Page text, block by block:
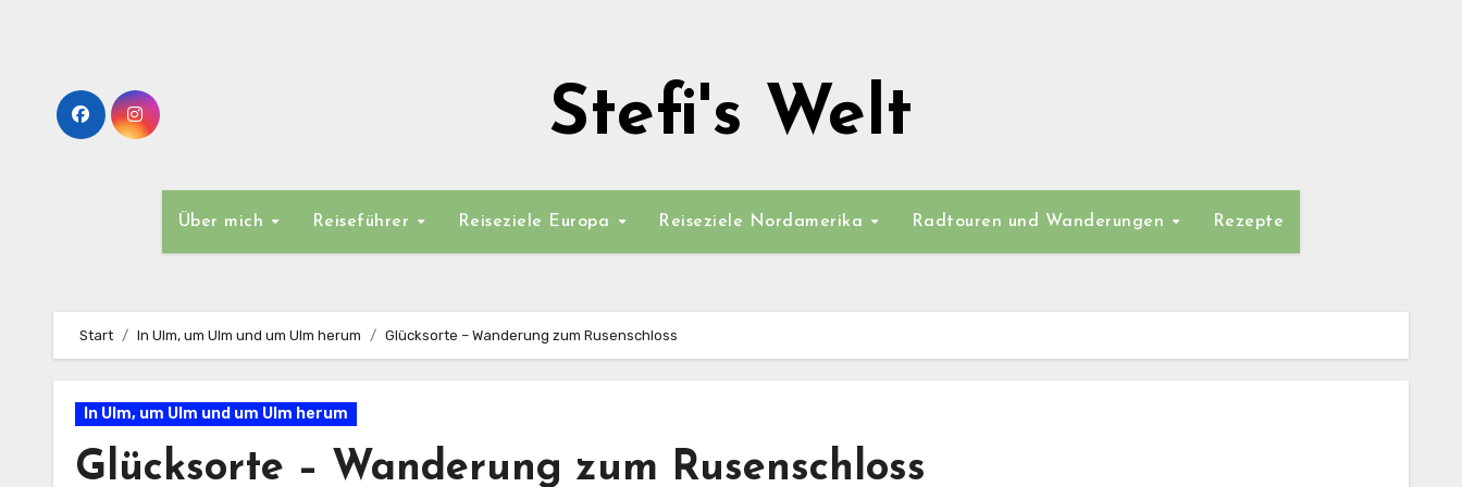
Stefi's Welt
Über mich Reiseführer Reiseziele Europa Reiseziele Nordamerika Radtouren und Wanderungen Rezepte
Start In Ulm, um Ulm und um Ulm herum Glücksorte – Wanderung zum Rusenschloss
In Ulm, um Ulm und um Ulm herum
Glücksorte – Wanderung zum Rusenschloss